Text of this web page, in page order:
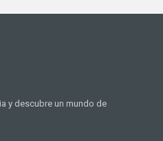
y descubre un mundo de